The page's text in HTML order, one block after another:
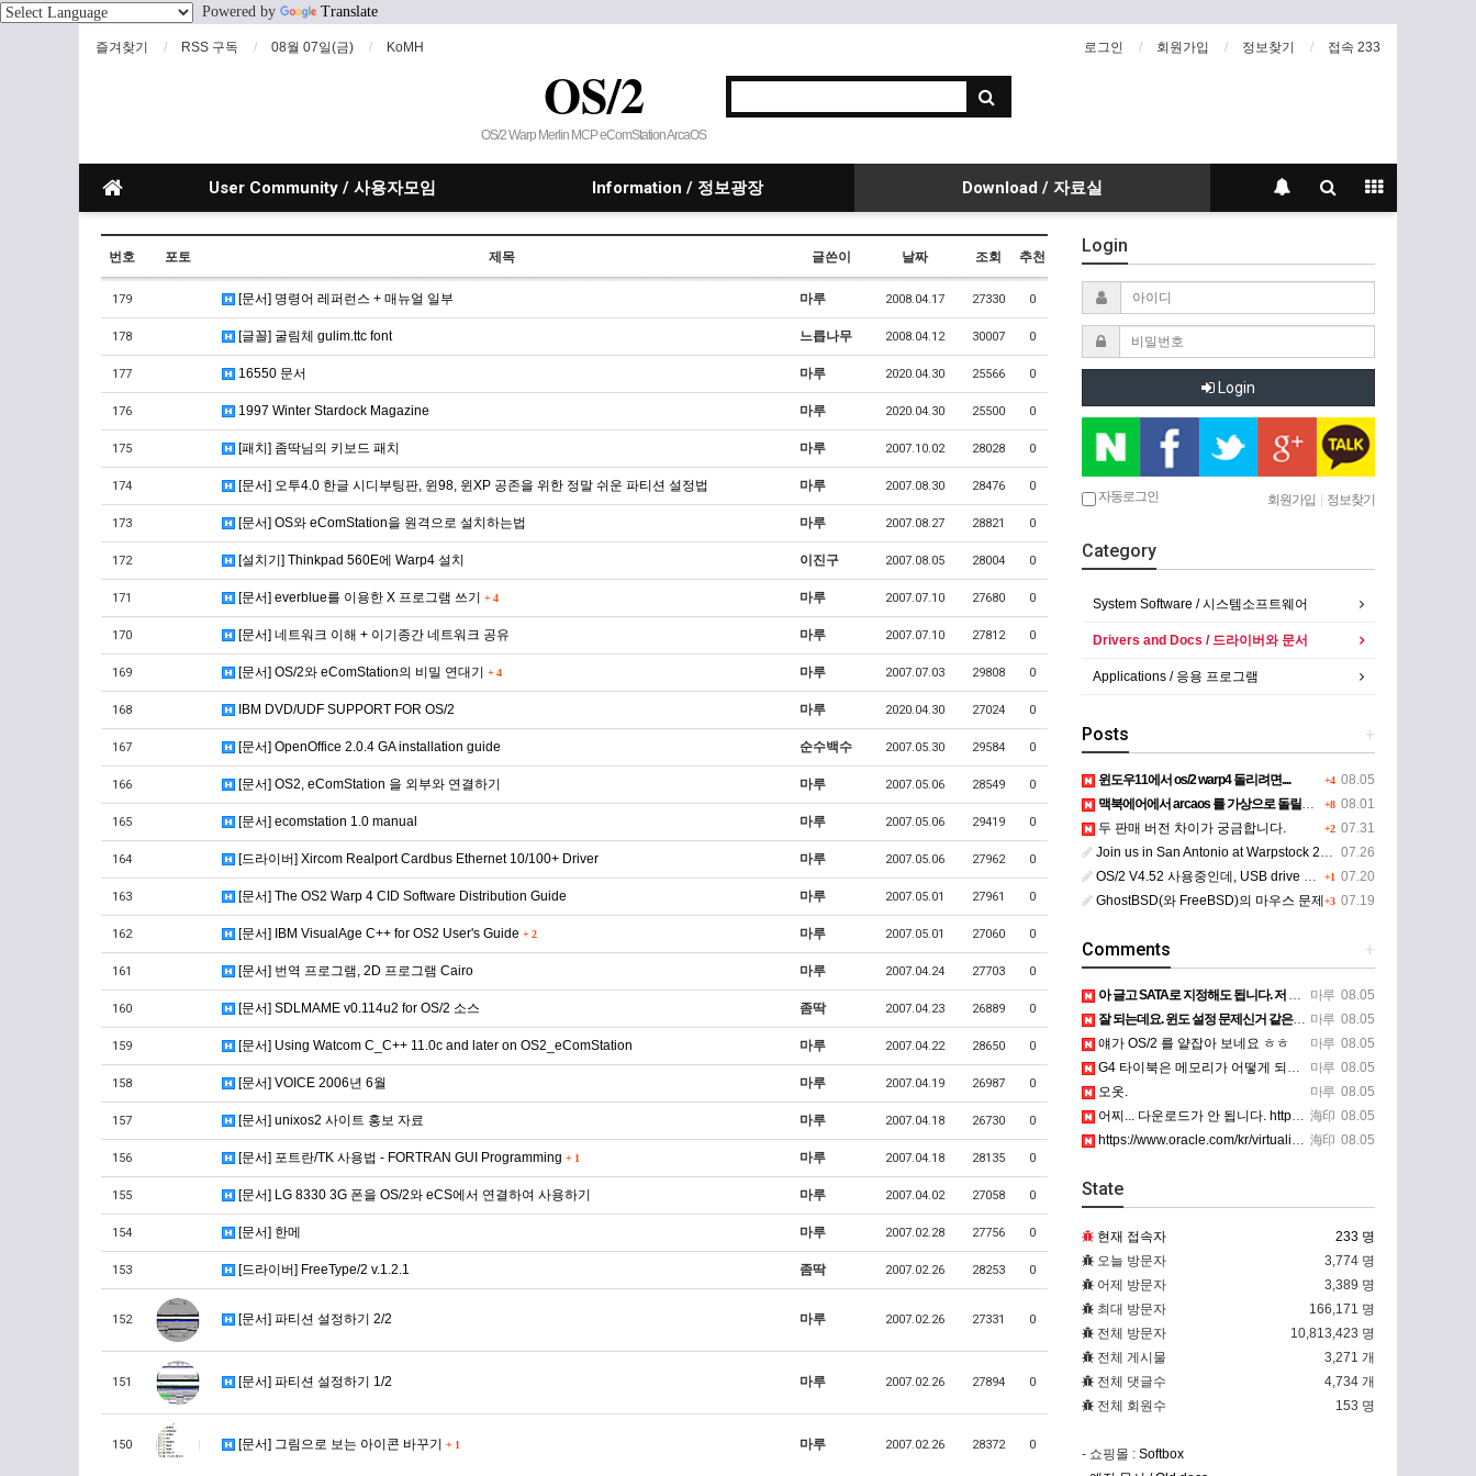
Powered by Translate
즐겨찾기 RSS 구독 08월 07일(금) KoMH 로그인 회원가입 정보찾기 접속 233
OS/2
OS/2 Warp Merlin MCP eComStation ArcaOS
User Community / 사용자모임 Information / 정보광장 Download / 자료실
번호 포토 제목 글쓴이 날짜 조회 추천
179 [문서] 명령어 레퍼런스 + 매뉴얼 일부 마루 2008.04.17 27330 0
178 [글꼴] 굴림체 gulim.ttc font 느릅나무 2008.04.12 30007 0
177 16550 문서 마루 2020.04.30 25566 0
176 1997 Winter Stardock Magazine 마루 2020.04.30 25500 0
175 [패치] 좀딱님의 키보드 패치 마루 2007.10.02 28028 0
174 [문서] 오투4.0 한글 시디부팅판, 윈98, 윈XP 공존을 위한 정말 쉬운 파티션 설정법 마루 2007.08.30 28476 0
173 [문서] OS와 eComStation을 원격으로 설치하는법 마루 2007.08.27 28821 0
172 [설치기] Thinkpad 560E에 Warp4 설치 이진구 2007.08.05 28004 0
171 [문서] everblue를 이용한 X 프로그램 쓰기 + 4 마루 2007.07.10 27680 0
170 [문서] 네트워크 이해 + 이기종간 네트워크 공유 마루 2007.07.10 27812 0
169 [문서] OS/2와 eComStation의 비밀 연대기 + 4 마루 2007.07.03 29808 0
168 IBM DVD/UDF SUPPORT FOR OS/2 마루 2020.04.30 27024 0
167 [문서] OpenOffice 2.0.4 GA installation guide 순수백수 2007.05.30 29584 0
166 [문서] OS2, eComStation 을 외부와 연결하기 마루 2007.05.06 28549 0
165 [문서] ecomstation 1.0 manual 마루 2007.05.06 29419 0
164 [드라이버] Xircom Realport Cardbus Ethernet 10/100+ Driver 마루 2007.05.06 27962 0
163 [문서] The OS2 Warp 4 CID Software Distribution Guide 마루 2007.05.01 27961 0
162 [문서] IBM VisualAge C++ for OS2 User's Guide + 2 마루 2007.05.01 27060 0
161 [문서] 번역 프로그램, 2D 프로그램 Cairo 마루 2007.04.24 27703 0
160 [문서] SDLMAME v0.114u2 for OS/2 소스 좀딱 2007.04.23 26889 0
159 [문서] Using Watcom C_C++ 11.0c and later on OS2_eComStation 마루 2007.04.22 28650 0
158 [문서] VOICE 2006년 6월 마루 2007.04.19 26987 0
157 [문서] unixos2 사이트 홍보 자료 마루 2007.04.18 26730 0
156 [문서] 포트란/TK 사용법 - FORTRAN GUI Programming + 1 마루 2007.04.18 28135 0
155 [문서] LG 8330 3G 폰을 OS/2와 eCS에서 연결하여 사용하기 마루 2007.04.02 27058 0
154 [문서] 한메 마루 2007.02.28 27756 0
153 [드라이버] FreeType/2 v.1.2.1 좀딱 2007.02.26 28253 0
152 [문서] 파티션 설정하기 2/2 마루 2007.02.26 27331 0
151 [문서] 파티션 설정하기 1/2 마루 2007.02.26 27894 0
150 [문서] 그림으로 보는 아이콘 바꾸기 + 1 마루 2007.02.26 28372 0
Login
Login
자동로그인 회원가입 | 정보찾기
Category
System Software / 시스템소프트웨어
Drivers and Docs / 드라이버와 문서
Applications / 응용 프로그램
+
Posts
+4 08.05
윈도우11에서 os/2 warp4 돌리려면....
+8 08.01
맥북에어에서 arcaos 를 가상으로 돌릴려면 어떻게 해야 하는 지요?
+2 07.31
두 판매 버전 차이가 궁금합니다.
07.26
Join us in San Antonio at Warpstock 2026
+1 07.20
OS/2 V4.52 사용중인데, USB drive 사용 가능한지요?
+3 07.19
GhostBSD(와 FreeBSD)의 마우스 문제
+
Comments
마루 08.05
아 글고 SATA로 지정해도 됩니다. 저 글 진짜 이상하네요. 옛날꺼 퍼와서 그런거 같은데요.
마루 08.05
잘 되는데요. 윈도 설정 문제신거 같은데. 크롬 브라우저나 파폭으로 해 보세요
마루 08.05
얘가 OS/2 를 얕잡아 보네요 ㅎㅎ
마루 08.05
G4 타이북은 메모리가 어떻게 되나요?
마루 08.05
오옷.
海印 08.05
어찌... 다운로드가 안 됩니다. https://www.oracle.com/kr/virtualization/…
海印 08.05
https://www.oracle.com/kr/virtualization/technologies/vm/dow…
State
현재 접속자
233 명
오늘 방문자
3,774 명
어제 방문자
3,389 명
최대 방문자
166,171 명
전체 방문자
10,813,423 명
전체 게시물
3,271 개
전체 댓글수
4,734 개
전체 회원수
153 명
- 쇼핑몰 : Softbox